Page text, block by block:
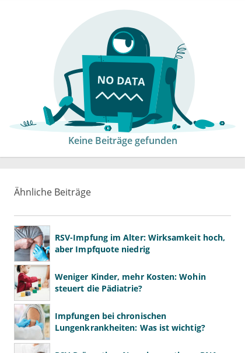
Keine Beiträge gefunden
Ähnliche Beiträge
RSV-Impfung im Alter: Wirksamkeit hoch,
aber Impfquote niedrig
Weniger Kinder, mehr Kosten: Wohin
steuert die Pädiatrie?
Impfungen bei chronischen
Lungenkrankheiten: Was ist wichtig?